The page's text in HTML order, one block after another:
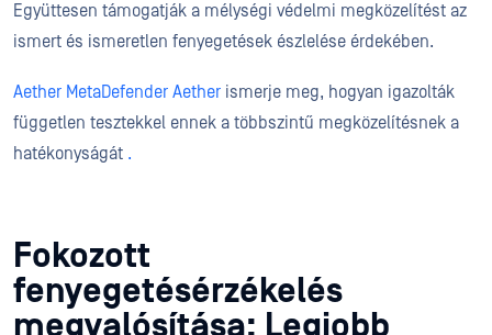
Együttesen támogatják a mélységi védelmi megközelítést az
ismert és ismeretlen fenyegetések észlelése érdekében.
Aether MetaDefender Aether ismerje meg, hogyan igazolták
független tesztekkel ennek a többszintű megközelítésnek a
hatékonyságát .
Fokozott
fenyegetésérzékelés
megvalósítása: Legjobb